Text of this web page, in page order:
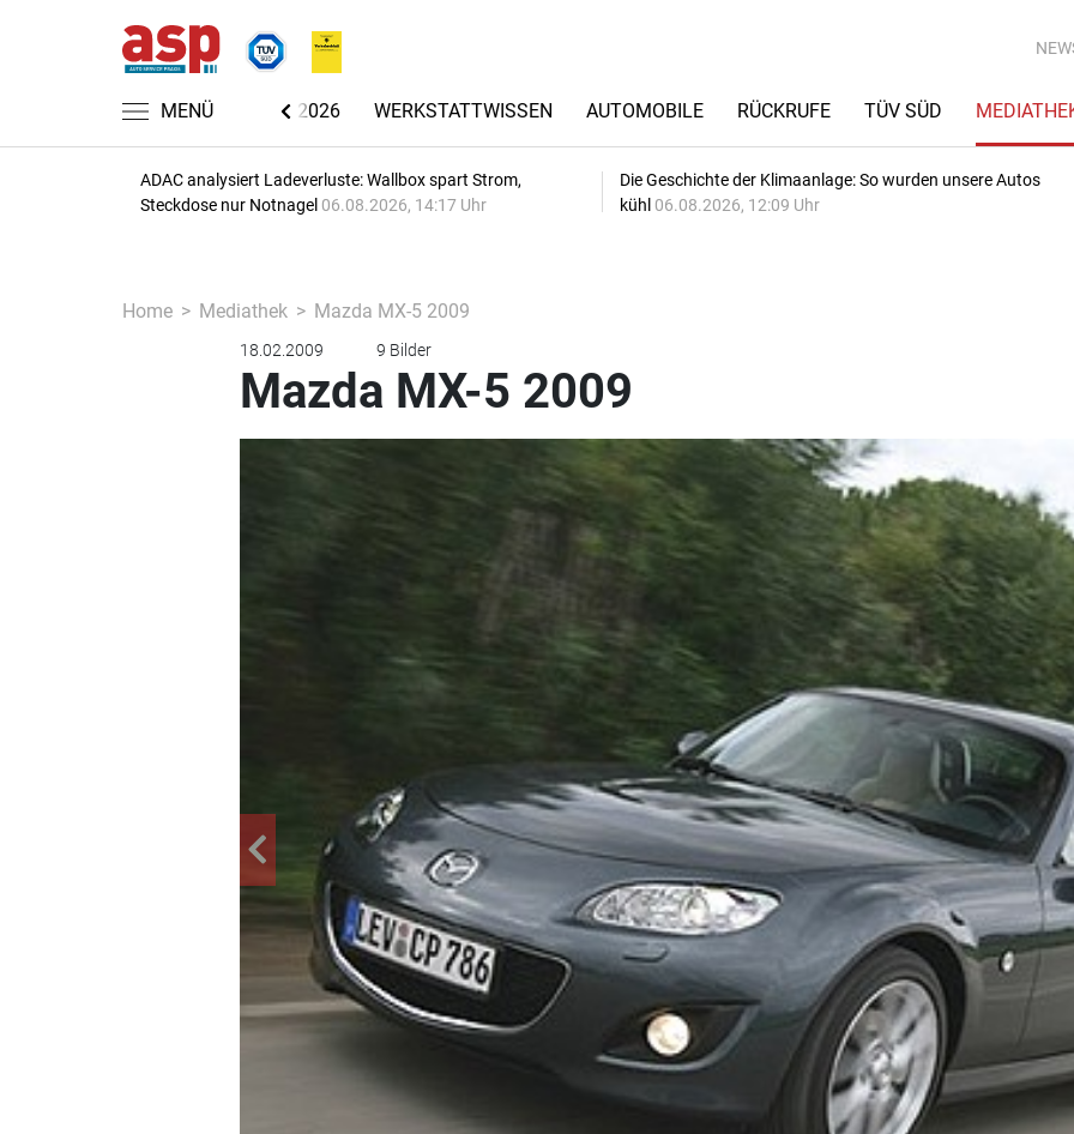
MENÜ
AUTOMECHANIKA 2026 WERKSTATTWISSEN AUTOMOBILE RÜCKRUFE TÜV SÜD
ADAC analysiert Ladeverluste: Wallbox spart Strom,
Steckdose nur Notnagel 06.08.2026, 14:17 Uhr
Die Geschichte der Klimaanlage: So wurden unsere Autos
kühl 06.08.2026, 12:09 Uhr
Home Mediathek Mazda MX-5 2009
18.02.2009 9 Bilder
Mazda MX-5 2009